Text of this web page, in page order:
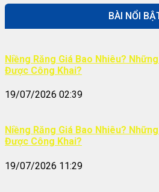
BÀI NỔI
Niềng Răng Giá Bao Nhiêu?
Được Công Khai?
19/07/2026 02:39
Niềng Răng Giá Bao Nhiêu?
Được Công Khai?
19/07/2026 11:29